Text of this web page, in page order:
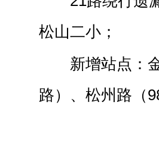
松山二小；
新增站点：
路）、松州路（